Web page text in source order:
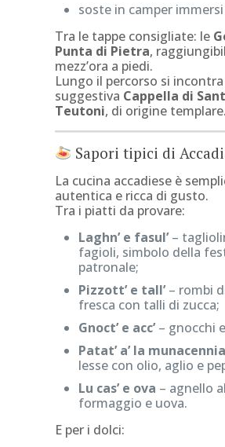
soste in camper
Tra le tappe consigliate: le
Punta di Pietra,
mezz’ora a piedi.
Lungo il percorso si
suggestiva Cappella di
Teutoni, di origine templare.
Sapori tipici di
La cucina accadiese è
autentica e ricca di gusto.
Tra i piatti da provare:
Laghn’ e fasul’–
fagioli, simbolo della
patronale;
Pizzott’ e tall’– rombi
fresca con talli di zucca;
Gnoct’ e acc’– gnocchi
Patat’ a’ la munacennia
lesse con olio, aglio e
Lu cas’ e ova – agnello
formaggio e uova.
E per i dolci: